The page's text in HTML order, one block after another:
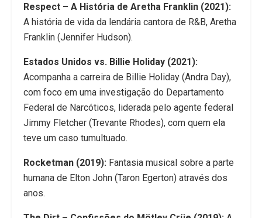
Respect – A História de Aretha Franklin (2021):
A história de vida da lendária cantora de R&B, Aretha
Franklin (Jennifer Hudson).
Estados Unidos vs. Billie Holiday (2021):
Acompanha a carreira de Billie Holiday (Andra Day),
com foco em uma investigação do Departamento
Federal de Narcóticos, liderada pelo agente federal
Jimmy Fletcher (Trevante Rhodes), com quem ela
teve um caso tumultuado.
Rocketman (2019): Fantasia musical sobre a parte
humana de Elton John (Taron Egerton) através dos
anos.